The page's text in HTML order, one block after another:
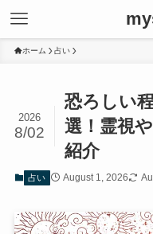
ホーム 占い
恐ろしい
選！霊視
紹介
2026
8/02
占い August 1, 2026